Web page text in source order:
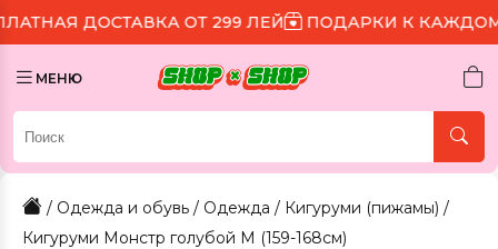
ОТ 299 ЛЕЙ ПОДАРКИ К КАЖДОМУ ЗАКАЗУ
МЕНЮ
/ Одежда и обувь / Одежда / Кигуруми (пижамы) /
Кигуруми Монстр голубой M (159-168см)